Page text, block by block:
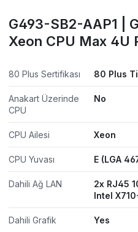
G493-SB2-AAP1 |
Xeon CPU Max 4U
80 Plus Sertifikası 80 Plus
Anakart Üzerinde
CPU
No
CPU Ailesi Xeon
CPU Yuvası E (LGA
Dahili Ağ LAN
2x RJ45
Intel
Dahili Grafik Yes